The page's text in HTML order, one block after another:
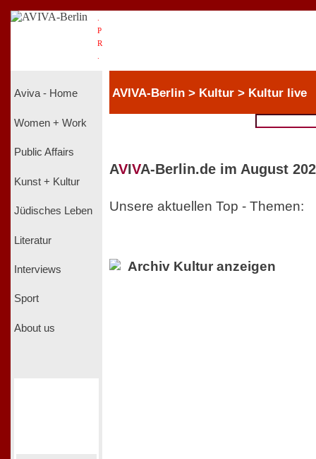
P
R
Aviva - Home
Women + Work
Public Affairs
Kunst + Kultur
Jüdisches Leben
Literatur
Interviews
Sport
About us
AVIVA-Berlin > Kultur > Kultur live
AVIVA-Berlin.de im August
Unsere aktuellen Top - Themen:
Archiv Kultur anzeigen